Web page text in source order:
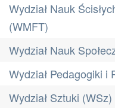
Wydział Nauk
(WMFT)
Wydział Nauk
Wydział Pedagogiki i
Wydział Sztuki (WSz)